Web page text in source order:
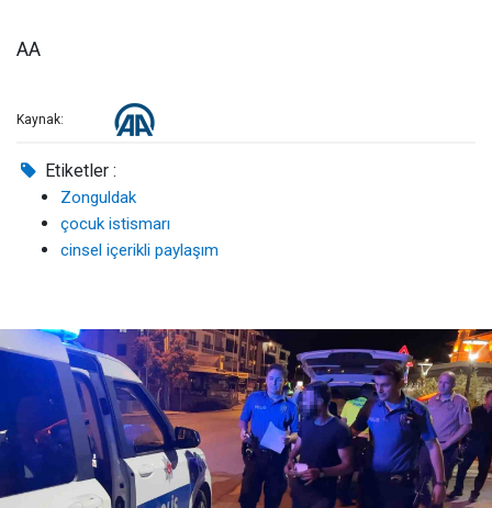
AA
Kaynak:
Etiketler :
Zonguldak
çocuk istismarı
cinsel içerikli paylaşım